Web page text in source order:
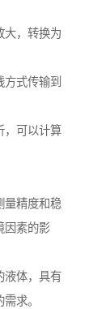
大，转换为
式传输到
，可以计算
量精度和稳
因素的影
液体，具有
求。